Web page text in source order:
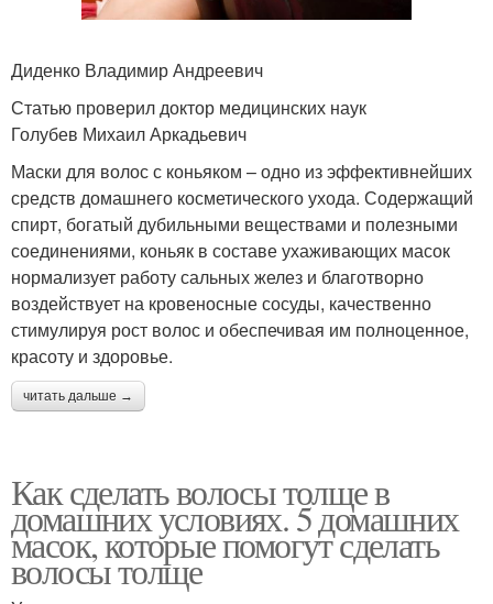
Диденко Владимир Андреевич
Статью проверил доктор медицинских наук
Голубев Михаил Аркадьевич
Маски для волос с коньяком – одно из эффективнейших
средств домашнего косметического ухода. Содержащий
спирт, богатый дубильными веществами и полезными
соединениями, коньяк в составе ухаживающих масок
нормализует работу сальных желез и благотворно
воздействует на кровеносные сосуды, качественно
стимулируя рост волос и обеспечивая им полноценное,
красоту и здоровье.
читать дальше →
Как сделать волосы толще в
домашних условиях. 5 домашних
масок, которые помогут сделать
волосы толще